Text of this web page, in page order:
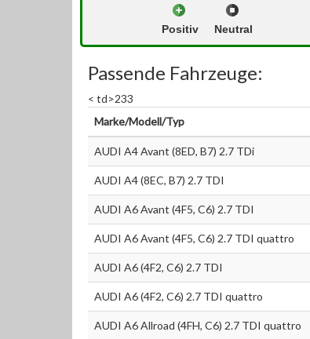
Positiv Neutral
Passende Fahrzeuge:
< td>233
Marke/Modell/Typ
AUDI A4 Avant (8ED, B7) 2.7 TDi
AUDI A4 (8EC, B7) 2.7 TDI
AUDI A6 Avant (4F5, C6) 2.7 TDI
AUDI A6 Avant (4F5, C6) 2.7 TDI quattro
AUDI A6 (4F2, C6) 2.7 TDI
AUDI A6 (4F2, C6) 2.7 TDI quattro
AUDI A6 Allroad (4FH, C6) 2.7 TDI quattro